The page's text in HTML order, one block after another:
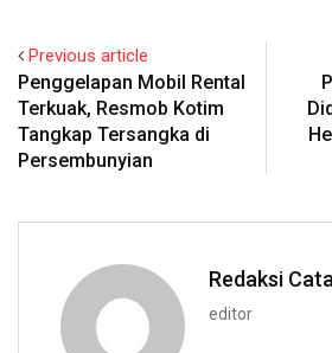
Previous article
Penggelapan Mobil Rental
Terkuak, Resmob Kotim
Tangkap Tersangka di
Persembunyian
Redaksi
editor